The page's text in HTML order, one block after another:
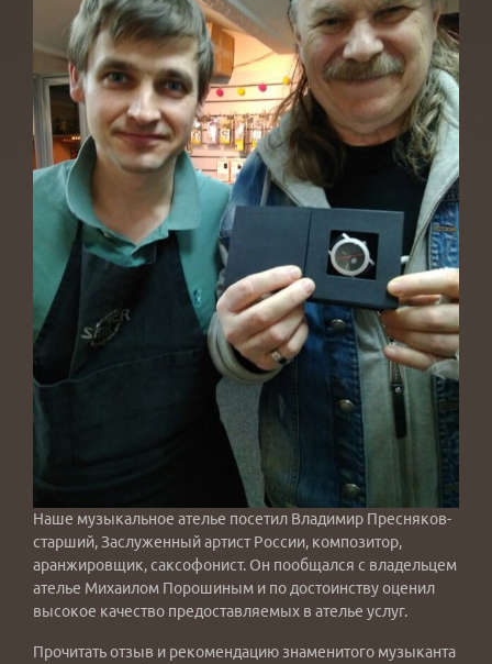
Наше музыкальное ателье посетил Владимир Пресняков-
старший, Заслуженный артист России, композитор,
аранжировщик, саксофонист. Он пообщался с владельцем
ателье Михаилом Порошиным и по достоинству оценил
высокое качество предоставляемых в ателье услуг.
Прочитать отзыв и рекомендацию знаменитого музыканта